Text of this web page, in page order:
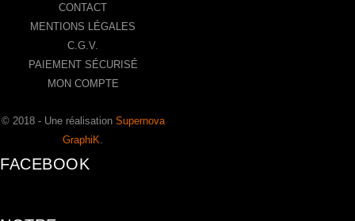
CONTACT
MENTIONS LÉGALES
C.G.V.
PAIEMENT SÉCURISÉ
MON COMPTE
© 2018 - Une réalisation Supernova
GraphiK
FACEBOOK